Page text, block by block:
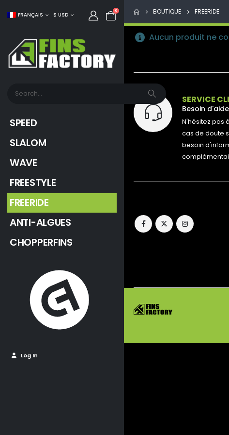
FRANÇAIS $ USD
0
SPEED
SLALOM
WAVE
FREESTYLE
FREERIDE
ANTI-ALGUES
CHOPPERFINS
Log In
BOUTIQUE FREERIDE
Aucun produit ne
SERVICE
Besoin
N'hésitez pas
cas de doute
besoin